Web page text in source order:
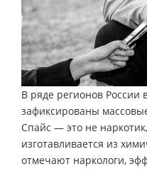
В ряде регионов России
зафиксированы
Спайс — это не
изготавливается из
отмечают наркологи,